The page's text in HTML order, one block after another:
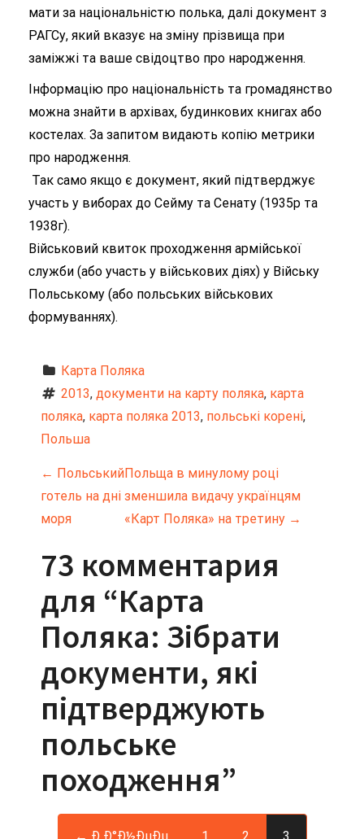
мати за національністю полька, далі документ з
РАГСу, який вказує на зміну прізвища при
заміжжі та ваше свідоцтво про народження.
Інформацію про національність та громадянство
можна знайти в архівах, будинкових книгах або
костелах. За запитом видають копію метрики
про народження.
Так само якщо є документ, який підтверджує
участь у виборах до Сейму та Сенату (1935р та
1938г).
Військовий квиток проходження армійської
служби (або участь у військових діях) у Війську
Польському (або польських військових
формуваннях).
Карта Поляка
2013, документи на карту поляка, карта
поляка, карта поляка 2013, польські корені
Польша
Н
а
в
и
г
а
ц
и
я
п
← Польський
готель на дні
моря
Польща в минулому році
зменшила видачу українцям
«Карт Поляка» на третину →
73 комментария
для “Карта
Поляка: Зібрати
документи, які
підтверджують
польське
походження”